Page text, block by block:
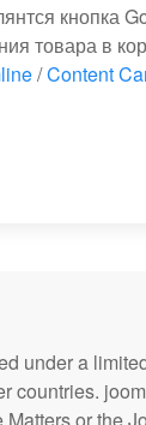
кнопка
товара в
/Content
under a
countries.